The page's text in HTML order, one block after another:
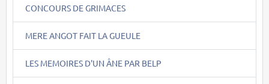
CONCOURS DE GRIMACES
MERE ANGOT FAIT LA GUEULE
LES MEMOIRES D'UN ÂNE PAR BELP